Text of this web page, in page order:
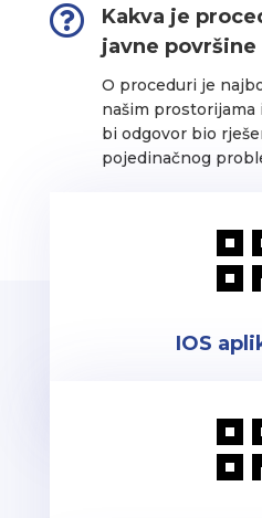

Kakva je
javne
O proceduri je
našim
bi odgovor bio
pojedinačnog
IOS